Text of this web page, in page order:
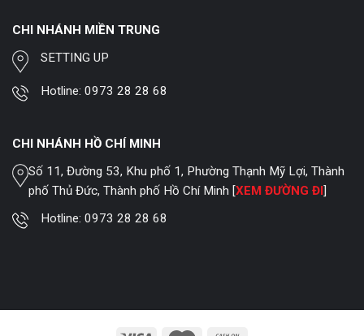
CHI NHÁNH MIỀN TRUNG
SETTING UP
Hotline:0973 28 28 68
CHI NHÁNH HỒ CHÍ MINH
Số 11, Đường 53, Khu phố 1, Phường Thạnh Mỹ Lợi, Thành
phố Thủ Đức, Thành phố Hồ Chí Minh [XEM ĐƯỜNG ĐI]
Hotline:0973 28 28 68